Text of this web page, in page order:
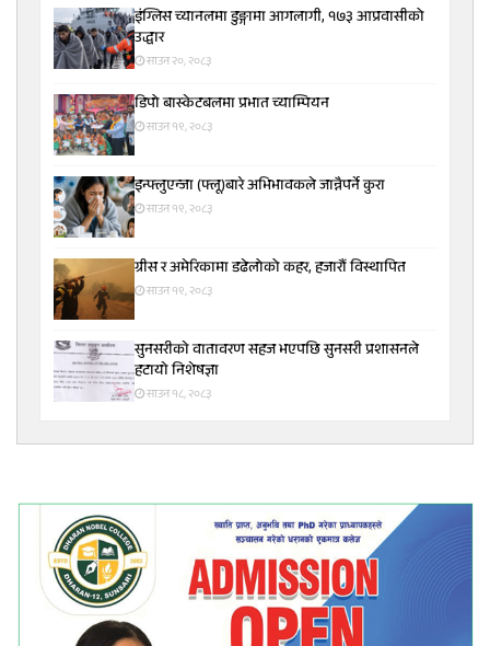
इंग्लिस च्यानलमा डुङ्गामा आगलागी, १७३ आप्रवासीको
उद्धार
साउन २०, २०८३
डिपो बास्केटबलमा प्रभात च्याम्पियन
साउन १९, २०८३
इन्फ्लुएन्जा (फ्लू)बारे अभिभावकले जान्नैपर्ने कुरा
साउन १९, २०८३
ग्रीस र अमेरिकामा डढेलोको कहर, हजारौं विस्थापित
साउन १९, २०८३
सुनसरीकाे वातावरण सहज भएपछि सुनसरी प्रशासनले
हटायाे निशेषज्ञा
साउन १८, २०८३